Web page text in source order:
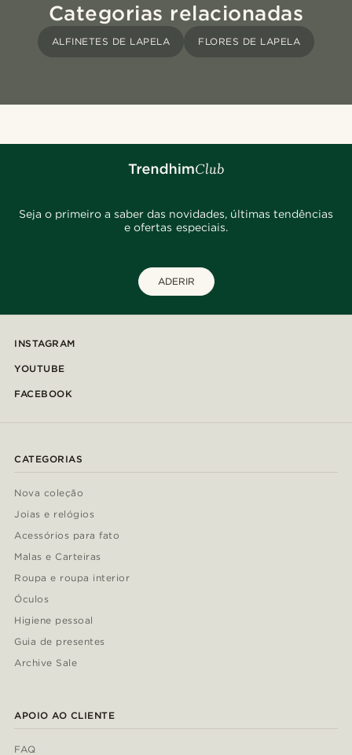
Categorias relacionadas
ALFINETES DE LAPELA FLORES DE LAPELA
Seja o primeiro a saber das novidades, últimas tendências
e ofertas especiais.
ADERIR
INSTAGRAM
YOUTUBE
FACEBOOK
CATEGORIAS
Nova coleção
Joias e relógios
Acessórios para fato
Malas e Carteiras
Roupa e roupa interior
Óculos
Higiene pessoal
Guia de presentes
Archive Sale
APOIO AO CLIENTE
FAQ